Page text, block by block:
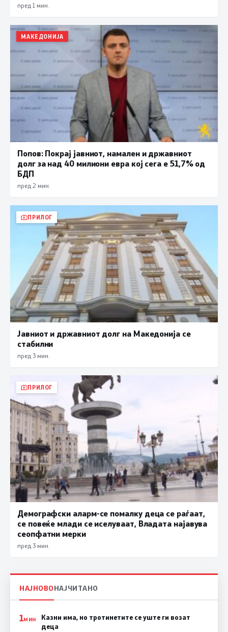
пред 1 мин.
МАКЕДОНИЈА
Попов: Покрај јавниот, намален и државниот
долг за над 40 милиони евра кој сега е 51,7% од
БДП
пред 2 мин.
ПРИЛОГ
Јавниот и државниот долг на Македонија се
стабилни
пред 3 мин.
ПРИЛОГ
Демографски аларм-се помалку деца се раѓаат,
се повеќе млади се иселуваат, Владата најавува
сеопфатни мерки
пред 3 мин.
НАЈНОВОНАЈЧИТАНО
1МИН
Казни има, но тротинетите се уште ги возат
деца